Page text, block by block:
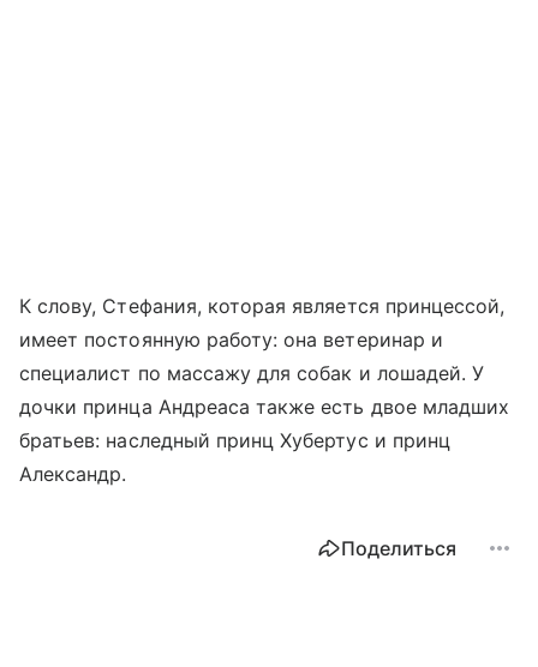
К слову, Стефания, которая является принцессой,
имеет постоянную работу: она ветеринар и
специалист по массажу для собак и лошадей. У
дочки принца Андреаса также есть двое младших
братьев: наследный принц Хубертус и принц
Александр.
Поделиться